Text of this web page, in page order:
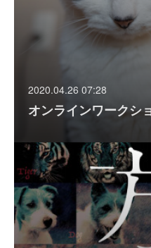
2020.04.26 07:28
オンラインワークシ